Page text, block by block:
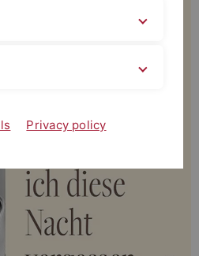
Privacy policy